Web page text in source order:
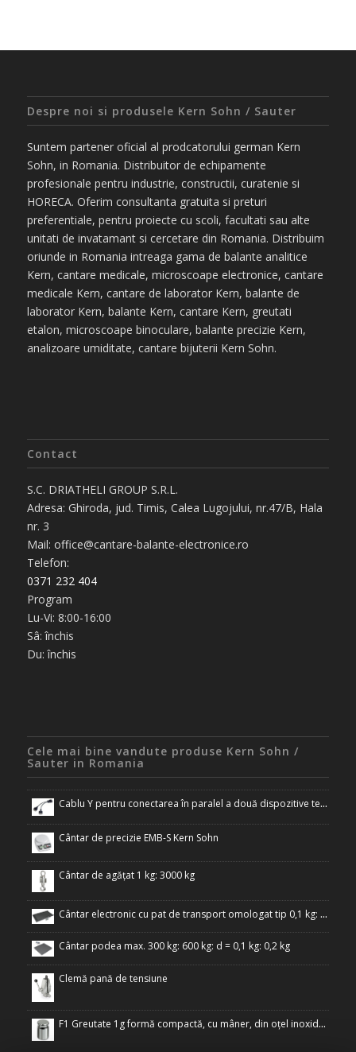
Despre noi si produsele Kern Sohn / Sauter
Suntem partener oficial al prodcatorului german Kern
Sohn, in Romania. Distribuitor de echipamente
profesionale pentru industrie, constructii, curatenie si
HORECA. Oferim consultanta gratuita si preturi
preferentiale, pentru proiecte cu scoli, facultati sau alte
unitati de invatamant si cercetare din Romania. Distribuim
oriunde in Romania intreaga gama de balante analitice
Kern, cantare medicale, microscoape electronice, cantare
medicale Kern, cantare de laborator Kern, balante de
laborator Kern, balante Kern, cantare Kern, greutati
etalon, microscoape binoculare, balante precizie Kern,
analizoare umiditate, cantare bijuterii Kern Sohn.
Contact
S.C. DRIATHELI GROUP S.R.L.
Adresa: Ghiroda, jud. Timis, Calea Lugojului, nr.47/B, Hala
nr. 3
Mail: office@cantare-balante-electronice.ro
Telefon:
0371 232 404
Program
Lu-Vi: 8:00-16:00
Sâ: închis
Du: închis
Cele mai bine vandute produse Kern Sohn /
Sauter in Romania
Cablu Y pentru conectarea în paralel a două dispozitive terminale la interfața RS-232 a cântarului
Cântar de precizie EMB-S Kern Sohn
Cântar de agățat 1 kg: 3000 kg
Cântar electronic cu pat de transport omologat tip 0,1 kg: 300 kg
Cântar podea max. 300 kg: 600 kg: d = 0,1 kg: 0,2 kg
Clemă pană de tensiune
F1 Greutate 1g formă compactă, cu mâner, din oțel inoxidabil